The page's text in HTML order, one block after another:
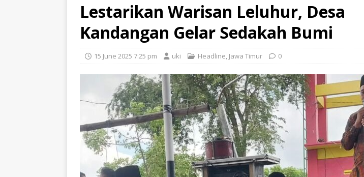
Lestarikan Warisan Leluhur, Desa
Kandangan Gelar Sedakah Bumi
15 June 2025 7:25 pm uki Headline, Jawa Timur 0